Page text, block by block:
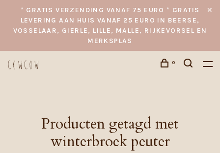
* GRATIS VERZENDING VANAF 75 EURO * GRATIS
LEVERING AAN HUIS VANAF 25 EURO IN BEERSE,
VOSSELAAR, GIERLE, LILLE, MALLE, RIJKEVORSEL EN
MERKSPLAS
0
Producten getagd met
winterbroek peuter